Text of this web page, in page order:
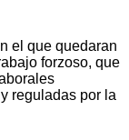
el que quedaran
forzoso, que
reguladas por la